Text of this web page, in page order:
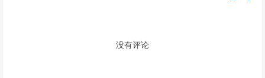
没有评论